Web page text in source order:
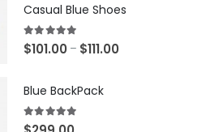
Casual Blue Shoes
5.00 out of 5
$101.00 – $111.00
Blue BackPack
5.00out of 5